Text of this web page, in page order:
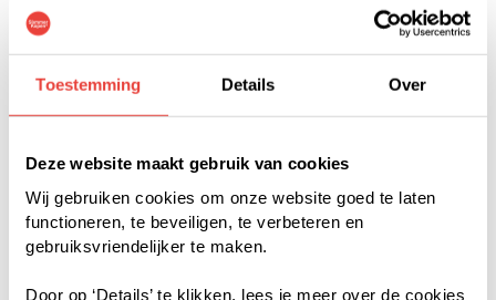
Toestemming Details Over
Deze website maakt gebruik van cookies
Wij gebruiken cookies om onze website goed te laten
functioneren, te beveiligen, te verbeteren en
gebruiksvriendelijker te maken.
Door op ‘Details’ te klikken, lees je meer over de cookies
Energielabel
A
4
Woonoppervlakte
126